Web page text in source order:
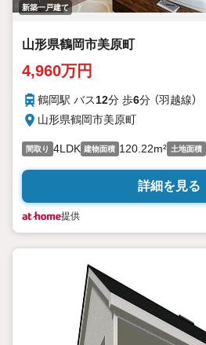
新築一戸建て
山形県鶴岡市美原町
4,960万円
鶴岡駅 バス12分 歩6分 （羽越線）
山形県鶴岡市美原町
間取り 4LDK 建物面積 120.22m² 土地面積
詳細を見る
提供